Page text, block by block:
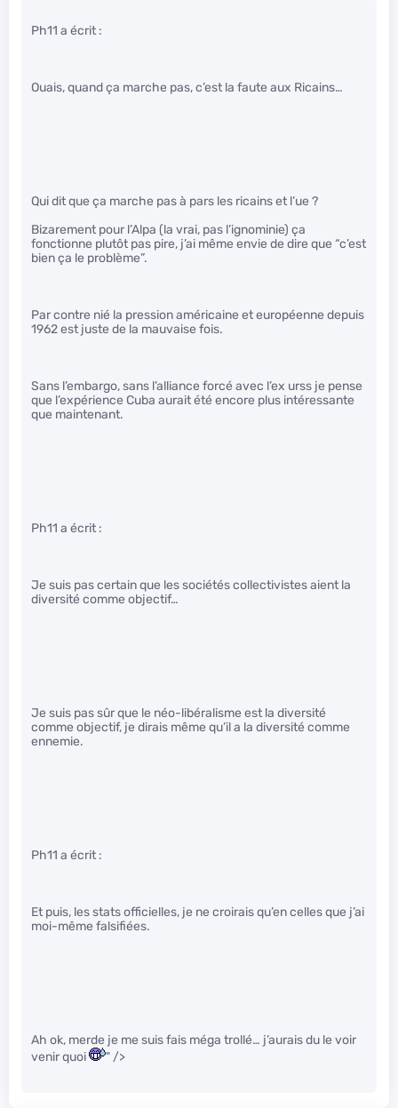
Ph11 a écrit :
Ouais, quand ça marche pas, c’est la faute aux Ricains…
Qui dit que ça marche pas à pars les ricains et l’ue ?
Bizarement pour l’Alpa (la vrai, pas l’ignominie) ça
fonctionne plutôt pas pire, j’ai même envie de dire que “c’est
bien ça le problème”.
Par contre nié la pression américaine et européenne depuis
1962 est juste de la mauvaise fois.
Sans l’embargo, sans l’alliance forcé avec l’ex urss je pense
que l’expérience Cuba aurait été encore plus intéressante
que maintenant.
Ph11 a écrit :
Je suis pas certain que les sociétés collectivistes aient la
diversité comme objectif…
Je suis pas sûr que le néo-libéralisme est la diversité
comme objectif, je dirais même qu’il a la diversité comme
ennemie.
Ph11 a écrit :
Et puis, les stats officielles, je ne croirais qu’en celles que j’ai
moi-même falsifiées.
Ah ok, merde je me suis fais méga trollé… j’aurais du le voir
venir quoi
" />